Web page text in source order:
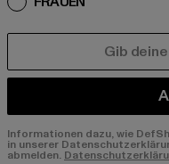
Informationen dazu, wie
in unserer
abmelden.